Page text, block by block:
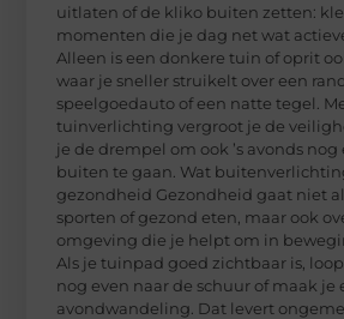
uitlaten of de kliko buiten zetten:
momenten die je dag net wat
Alleen is een donkere tuin of oprit
waar je sneller struikelt over een
speelgoedauto of een natte tegel.
tuinverlichting vergroot je de
je de drempel om ook ’s avonds nog
buiten te gaan. Wat
gezondheid Gezondheid gaat niet
sporten of gezond eten, maar ook
omgeving die je helpt om in
Als je tuinpad goed zichtbaar is,
nog even naar de schuur of maak je
avondwandeling. Dat levert